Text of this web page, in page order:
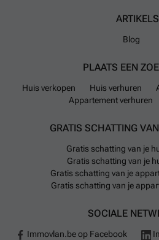
ARTIKELS
Blog
PLAATS EEN
Huis verkopen Huis verhuren
Appartement verhuren
GRATIS SCHATTING
Gratis schatting van je
Gratis schatting van je
Gratis schatting van je
Gratis schatting van je
SOCIALE
Immovlan.be op Facebook